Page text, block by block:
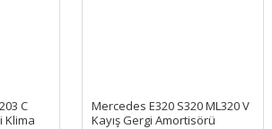
C
Klima
Mercedes E320 S320 ML320 V
Kayış Gergi Amortisörü